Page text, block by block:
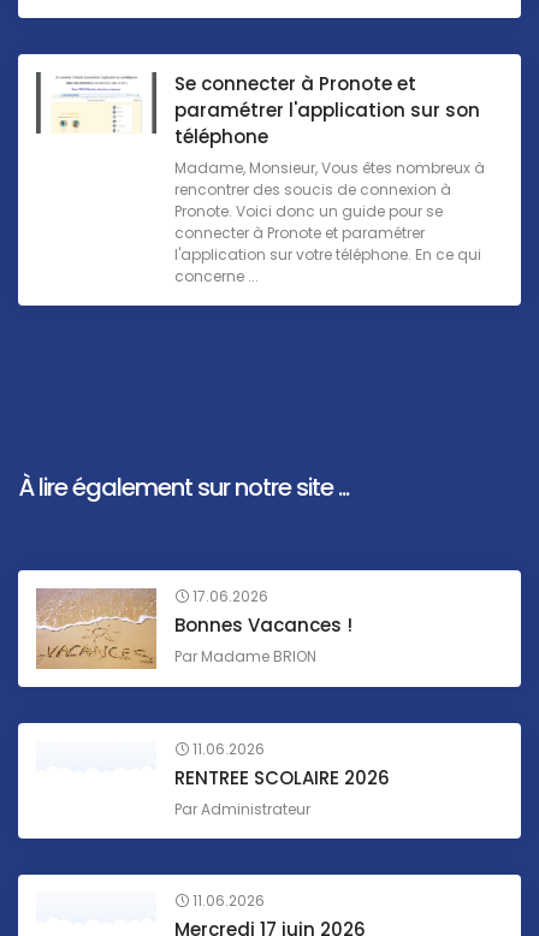
Se connecter à Pronote et
paramétrer l'application sur son
téléphone
Madame, Monsieur, Vous êtes nombreux à
rencontrer des soucis de connexion à
Pronote. Voici donc un guide pour se
connecter à Pronote et paramétrer
l'application sur votre téléphone. En ce qui
concerne ...
À lire également sur notre site ...
17.06.2026
Bonnes Vacances !
Par Madame BRION
11.06.2026
RENTREE SCOLAIRE 2026
ParAdministrateur
11.06.2026
Mercredi 17 juin 2026